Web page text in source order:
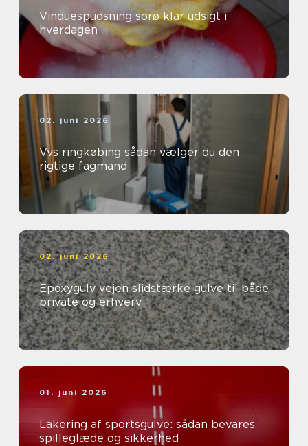
Vinduespudsning sorø klar udsigt i
hverdagen
02. juni 2026
Vvs ringkøbing sådan vælger du den
rigtige fagmand
02. juni 2026
Epoxygulv vejen slidstærke gulve til både
private og erhverv
01. juni 2026
Lakering af sportsgulve: sådan bevares
spilleglæde og sikkerhed